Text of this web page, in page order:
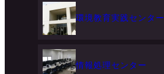
環境教育実践センター
情報処理センター